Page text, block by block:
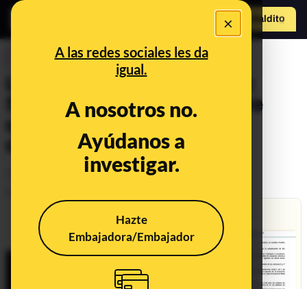
×
A las redes sociales les da
igual.
A nosotros no.
Ayúdanos a
investigar.
Hazte
Embajadora/Embajador
Hazte Maldito
CONTROL DEL PODER
Los decretos del Gobierno:
Sánchez es ya el presidente
que ha firmado más reales
decretos leyes